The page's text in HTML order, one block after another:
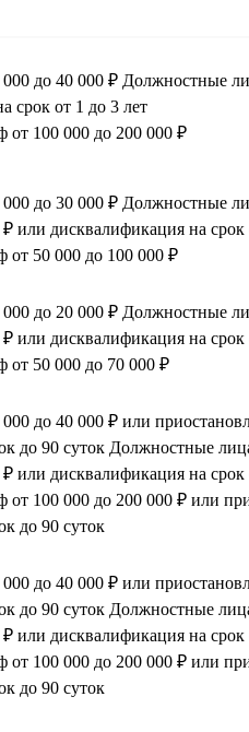
до 40 000 ₽ Должностные
срок от 1 до 3 лет
100 000 до 200 000 ₽
до 30 000 ₽ Должностные
или дисквалификация на срок
50 000 до 100 000 ₽
до 20 000 ₽ Должностные
или дисквалификация на срок
50 000 до 70 000 ₽
до 40 000 ₽ или
до 90 суток Должностные
или дисквалификация на срок
100 000 до 200 000 ₽ или
до 90 суток
до 40 000 ₽ или
до 90 суток Должностные
или дисквалификация на срок
100 000 до 200 000 ₽ или
до 90 суток